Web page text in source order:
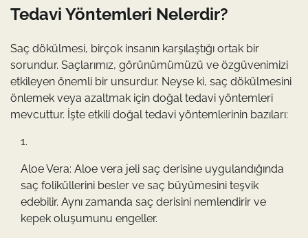
Tedavi Yöntemleri Nelerdir?
Saç dökülmesi, birçok insanın karşılaştığı ortak bir
sorundur. Saçlarımız, görünümümüzü ve özgüvenimizi
etkileyen önemli bir unsurdur. Neyse ki, saç dökülmesini
önlemek veya azaltmak için doğal tedavi yöntemleri
mevcuttur. İşte etkili doğal tedavi yöntemlerinin bazıları:
Aloe Vera: Aloe vera jeli saç derisine uygulandığında
saç foliküllerini besler ve saç büyümesini teşvik
edebilir. Aynı zamanda saç derisini nemlendirir ve
kepek oluşumunu engeller.